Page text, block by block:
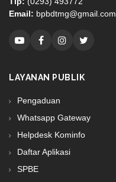
Email: bpbdtmg@gmail.com
LAYANAN PUBLIK
Pengaduan
Whatsapp Gateway
Helpdesk Kominfo
Daftar Aplikasi
SPBE